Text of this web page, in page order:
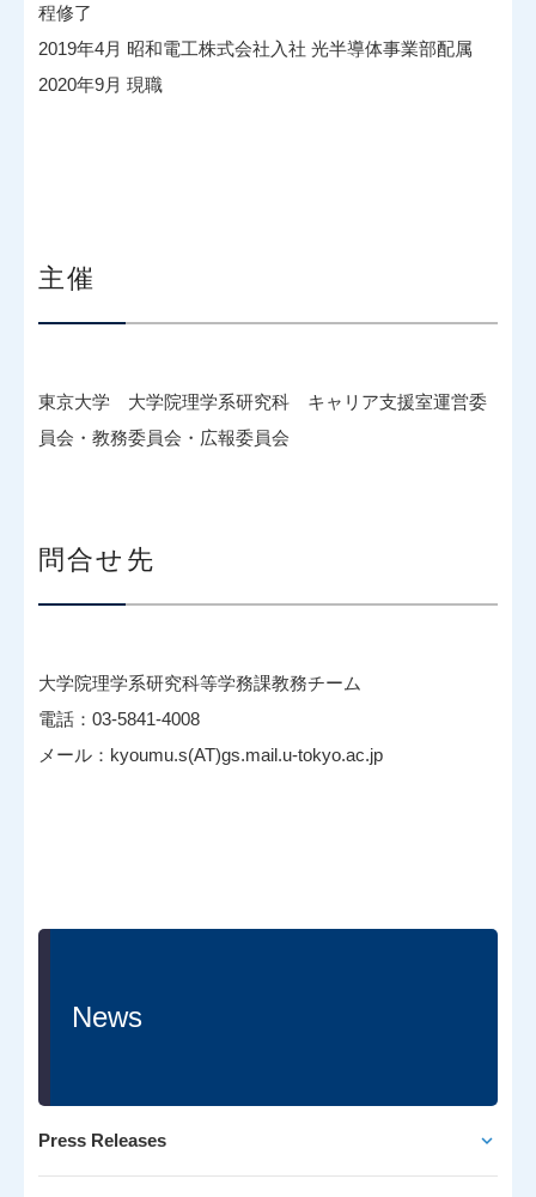
程修了
2019年4月 昭和電工株式会社入社 光半導体事業部配属
2020年9月 現職
主催
東京大学 大学院理学系研究科 キャリア支援室運営委
員会・教務委員会・広報委員会
問合せ先
大学院理学系研究科等学務課教務チーム
電話：03-5841-4008
メール：kyoumu.s(AT)gs.mail.u-tokyo.ac.jp
News
Press Releases